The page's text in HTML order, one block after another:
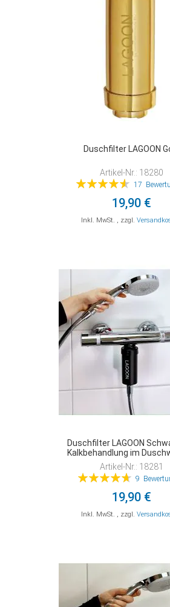
Duschfilter LAGOON
Artikel-Nr.: 18280
Bewertung:
17
19,90 €
Inkl. MwSt. , zzgl.
VERGLEICHSLISTE
HINZUFÜGEN
VERGLEICHSLISTE
HINZUFÜGEN
VERGLEICHSLISTE
HINZUFÜGEN
Duschfilter LAGOON
Kalkbehandlung im
Artikel-Nr.: 18281
Bewertung:
9
19,90 €
Inkl. MwSt. , zzgl.
HINZUFÜGEN
HINZUFÜGEN
HINZUFÜGEN